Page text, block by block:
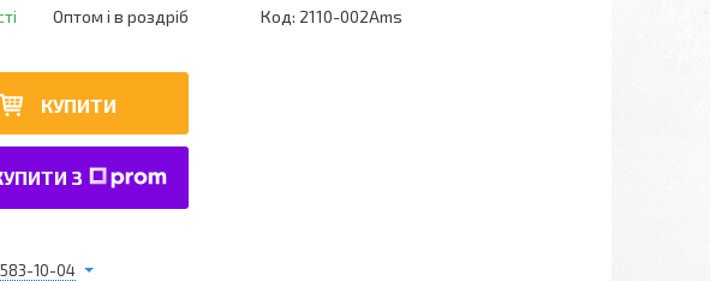
Оптом і в роздріб Код: 2110-002Ams
КУПИТИ
З
10-04